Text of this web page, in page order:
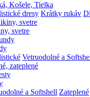
Košele, Tielka
dresy Krátky rukáv
svetre
Vetruodolné a
zateplené
a Softshell Zateplené